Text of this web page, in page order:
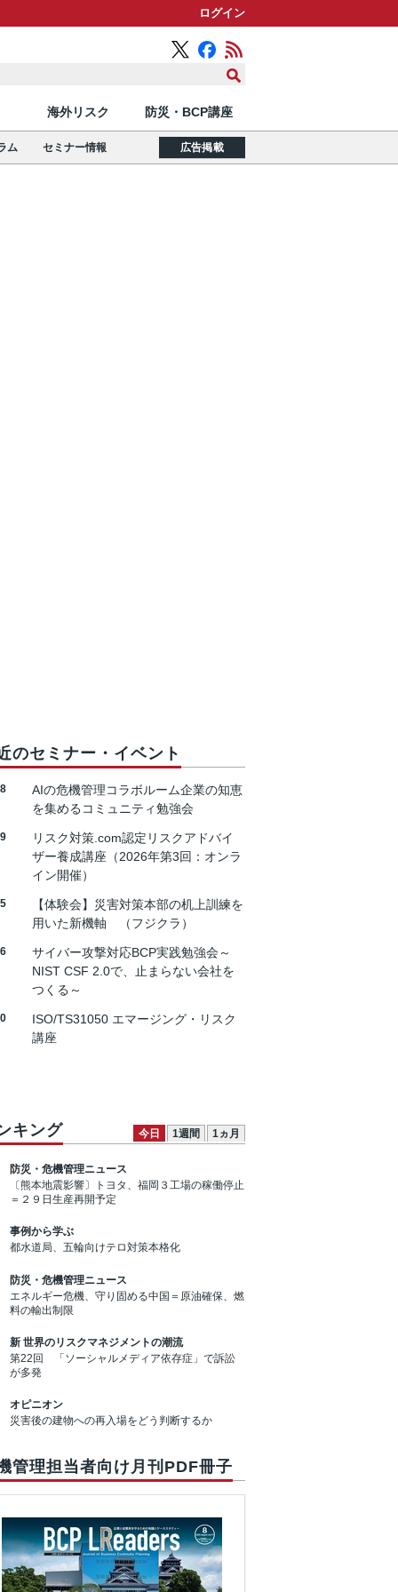
ログイン
海外リスク 防災・BCP講座
ム セミナー情報 広告掲載
のセミナー・イベント
AIの危機管理コラボルーム企業の知恵
を集めるコミュニティ勉強会
リスク対策.com認定リスクアドバイ
ザー養成講座（2026年第3回：オンラ
イン開催）
【体験会】災害対策本部の机上訓練を
用いた新機軸 （フジクラ）
サイバー攻撃対応BCP実践勉強会～
NIST CSF 2.0で、止まらない会社を
つくる～
ISO/TS31050 エマージング・リスク
講座
キング 今日 1週間 1ヵ月
防災・危機管理ニュース
〔熊本地震影響〕トヨタ、福岡３工場の稼働停止
＝２９日生産再開予定
事例から学ぶ
都水道局、五輪向けテロ対策本格化
防災・危機管理ニュース
エネルギー危機、守り固める中国＝原油確保、燃
料の輸出制限
新 世界のリスクマネジメントの潮流
第22回 「ソーシャルメディア依存症」で訴訟
が多発
オピニオン
災害後の建物への再入場をどう判断するか
管理担当者向け月刊PDF冊子